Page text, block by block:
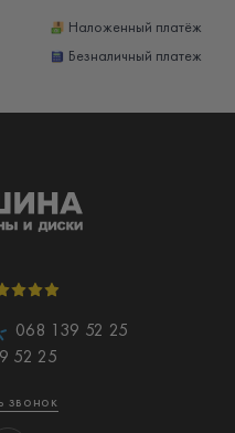
Наложенный платёж
Безналичный платеж
068 139 52 25
52 25
звонок